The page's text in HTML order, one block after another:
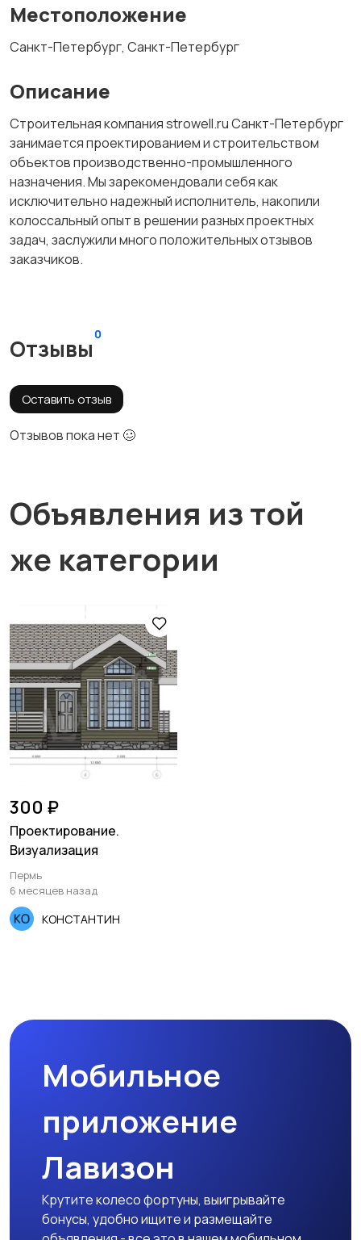
Местоположение
Санкт-Петербург, Санкт-Петербург
Описание
Строительная компания strowell.ru Санкт-Петербург
занимается проектированием и строительством
объектов производственно-промышленного
назначения. Мы зарекомендовали себя как
исключительно надежный исполнитель, накопили
колоссальный опыт в решении разных проектных
задач, заслужили много положительных отзывов
заказчиков.
Отзывы
0
Оставить отзыв
Отзывов пока нет 🥴
Объявления из той
же категории
300 ₽
Проектирование.
Визуализация
Пермь
6 месяцев назад
КОНСТАНТИН
Мобильное
приложение
Лавизон
Крутите колесо фортуны, выигрывайте
бонусы, удобно ищите и размещайте